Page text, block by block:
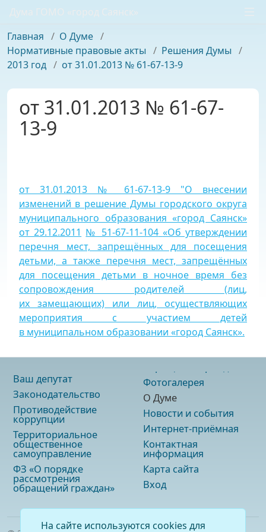
Дума ГОМО «город Саянск»
Главная / О Думе /
Нормативные правовые акты / Решения Думы /
2013 год / от 31.01.2013 № 61-67-13-9
от 31.01.2013 № 61-67-
13-9
от 31.01.2013 № 61-67-13-9 "О внесении
изменений в решение Думы городского округа
муниципального образования «город Саянск»
от 29.12.2011 № 51-67-11-104 «Об утверждении
перечня мест, запрещённых для посещения
детьми, а также перечня мест, запрещённых
для посещения детьми в ночное время без
сопровождения родителей (лиц,
их замещающих) или лиц, осуществляющих
мероприятия с участием детей
в муниципальном образовании «город Саянск».
Ваш депутат
Законодательство
Противодействие
коррупции
Территориальное
общественное
самоуправление
ФЗ «О порядке
рассмотрения
обращений граждан»
Фотогалерея
О Думе
Новости и события
Интернет-приёмная
Контактная
информация
Карта сайта
Вход
На сайте используются cookies для